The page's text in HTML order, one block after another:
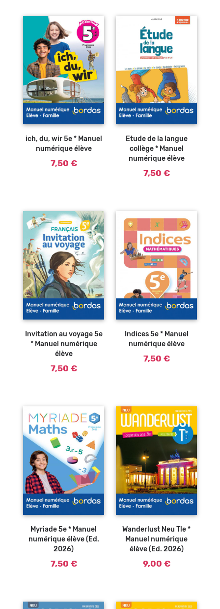
ich, du, wir 5e * Manuel
numérique élève
7,50 €
Etude de la langue
collège * Manuel
numérique élève
7,50 €
Invitation au voyage 5e
* Manuel numérique
élève
7,50 €
Indices 5e * Manuel
numérique élève
7,50 €
Myriade 5e * Manuel
numérique élève (Ed.
2026)
7,50 €
Wanderlust Neu Tle *
Manuel numérique
élève (Ed. 2026)
9,00 €